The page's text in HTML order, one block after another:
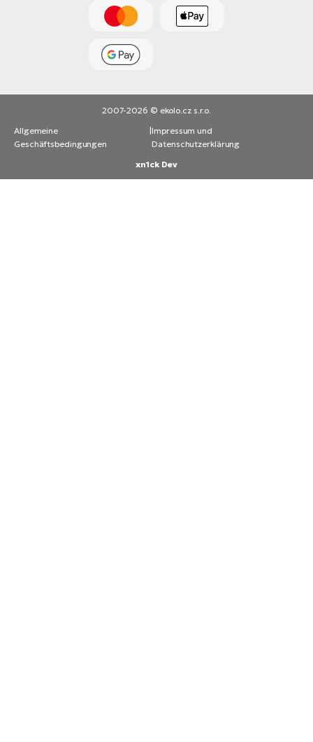
2007-2026 © ekolo.cz s.r.o.
Allgemeine
Geschäftsbedingungen
|Impressum und
Datenschutzerklärung
xn1ck Dev